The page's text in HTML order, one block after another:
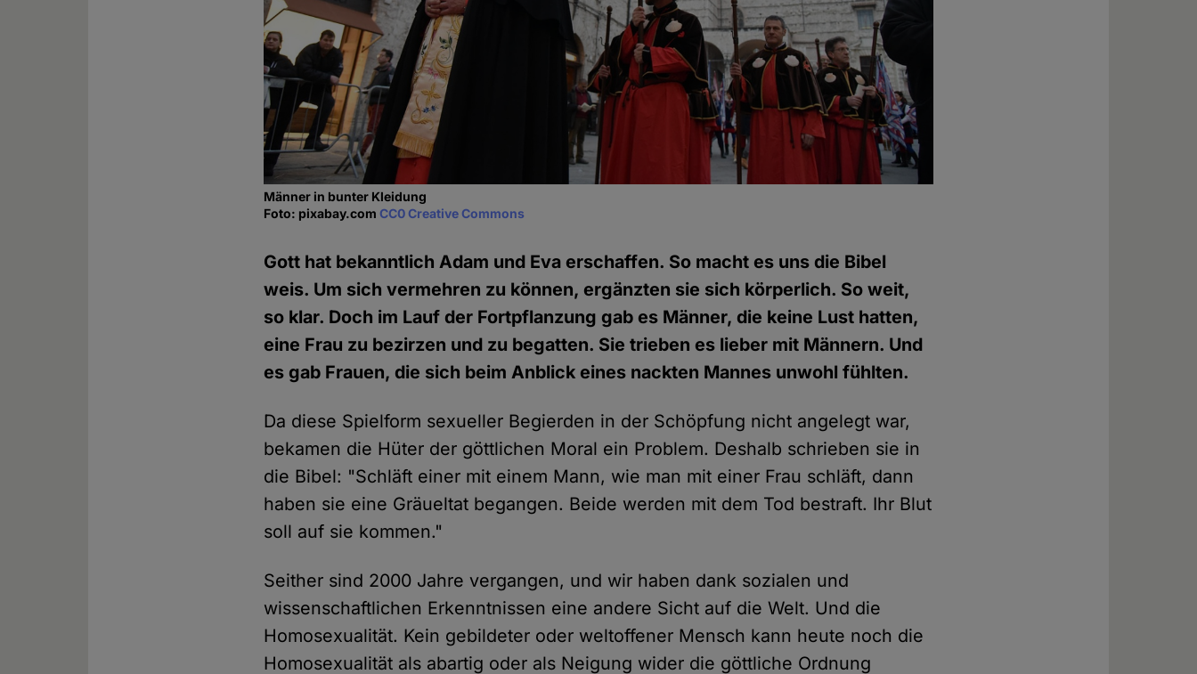
Männer in bunter Kleidung
Foto: pixabay.comCC0 Creative Commons
Gott hat bekanntlich Adam und Eva erschaffen. So macht es uns die Bibel
weis. Um sich vermehren zu können, ergänzten sie sich körperlich. So weit,
so klar. Doch im Lauf der Fortpflanzung gab es Männer, die keine Lust hatten,
eine Frau zu bezirzen und zu begatten. Sie trieben es lieber mit Männern. Und
es gab Frauen, die sich beim Anblick eines nackten Mannes unwohl fühlten.
Da diese Spielform sexueller Begierden in der Schöpfung nicht angelegt war,
bekamen die Hüter der göttlichen Moral ein Problem. Deshalb schrieben sie in
die Bibel: "Schläft einer mit einem Mann, wie man mit einer Frau schläft, dann
haben sie eine Gräueltat begangen. Beide werden mit dem Tod bestraft. Ihr Blut
soll auf sie kommen."
Seither sind 2000 Jahre vergangen, und wir haben dank sozialen und
wissenschaftlichen Erkenntnissen eine andere Sicht auf die Welt. Und die
Homosexualität. Kein gebildeter oder weltoffener Mensch kann heute noch die
Homosexualität als abartig oder als Neigung wider die göttliche Ordnung